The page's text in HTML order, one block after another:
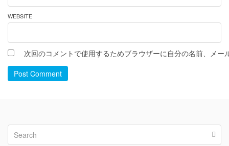
WEBSITE
次回のコメントで使用するためブラウザーに自分の名前、メー
Post Comment